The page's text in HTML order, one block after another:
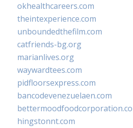
okhealthcareers.com
theintexperience.com
unboundedthefilm.com
catfriends-bg.org
marianlives.org
waywardtees.com
pidfloorsexpress.com
bancodevenezuelaen.com
hingstonnt.com